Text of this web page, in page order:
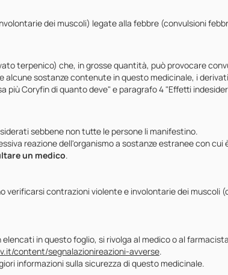
dei muscoli) legate alla febbre (convulsioni
terpenico) che, in grosse quantità, può provocare
alcune sostanze contenute in questo medicinale, i
più Coryfin di quanto deve" e paragrafo 4 "Effetti
sebbene non tutte le persone li manifestino.
reazione dell'organismo a sostanze estranee con
un medico.
verificarsi contrazioni violente e involontarie dei
in questo foglio, si rivolga al medico o al
content/segnalazionireazioni-avverse.
informazioni sulla sicurezza di questo medicinale.